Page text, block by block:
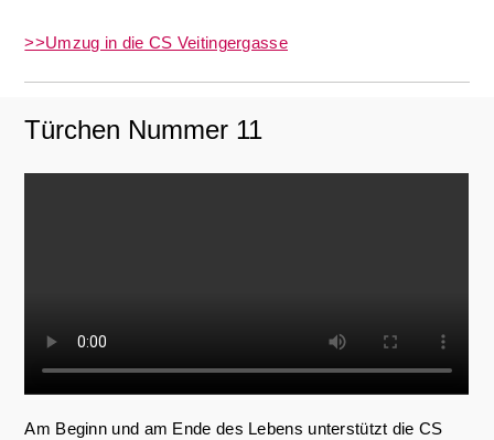
>>Umzug in die CS Veitingergasse
Türchen Nummer 11
Am Beginn und am Ende des Lebens unterstützt die CS